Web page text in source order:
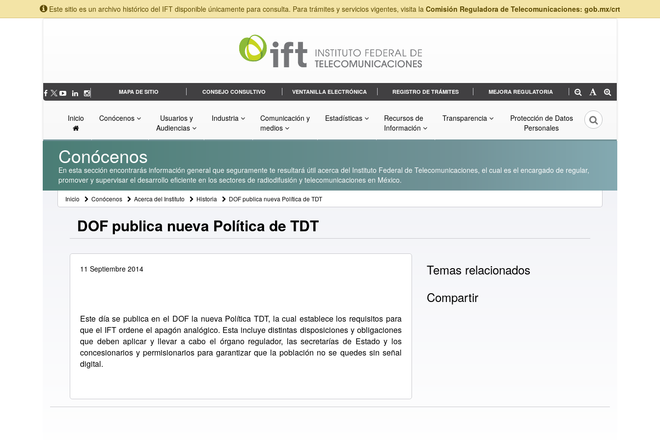
Este sitio es un archivo histórico del IFT disponible únicamente para consulta. Para trámites y servicios vigentes, visita la Comisión Reguladora de Telecomunicaciones: gob.mx/crt
MAPA DE SITIO CONSEJO CONSULTIVO VENTANILLA ELECTRÓNICA REGISTRO DE TRÁMITES MEJORA REGULATORIA
Inicio Conócenos
Usuarios y
Audiencias
Industria
Comunicación y
medios
Estadísticas
Recursos de
Información
Transparencia
Protección de Datos
Personales
Conócenos
En esta sección encontrarás información general que seguramente te resultará útil acerca del Instituto Federal de Telecomunicaciones, el cual es el encargado de regular,
promover y supervisar el desarrollo eficiente en los sectores de radiodifusión y telecomunicaciones en México.
Inicio Conócenos Acerca del Instituto Historia DOF publica nueva Política de TDT
DOF publica nueva Política de TDT
11 Septiembre 2014
Este día se publica en el DOF la nueva Política TDT, la cual establece los requisitos para
que el IFT ordene el apagón analógico. Esta incluye distintas disposiciones y obligaciones
que deben aplicar y llevar a cabo el órgano regulador, las secretarías de Estado y los
concesionarios y permisionarios para garantizar que la población no se quedes sin señal
digital.
Temas relacionados
Compartir